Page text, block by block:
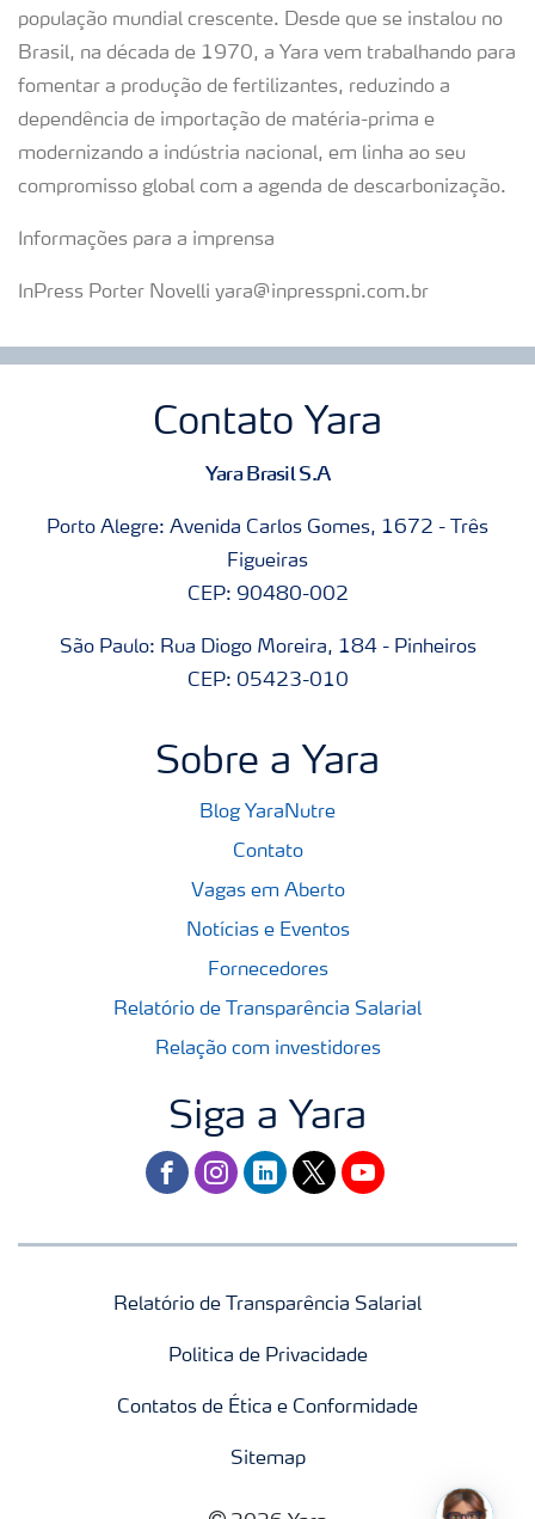
população mundial crescente. Desde que se instalou no
Brasil, na década de 1970, a Yara vem trabalhando para
fomentar a produção de fertilizantes, reduzindo a
dependência de importação de matéria-prima e
modernizando a indústria nacional, em linha ao seu
compromisso global com a agenda de descarbonização.
Informações para a imprensa
InPress Porter Novelli yara@inpresspni.com.br
Contato Yara
Yara Brasil S.A
Porto Alegre: Avenida Carlos Gomes, 1672 - Três
Figueiras
CEP: 90480-002
São Paulo: Rua Diogo Moreira, 184 - Pinheiros
CEP: 05423-010
Sobre a Yara
Blog YaraNutre
Contato
Vagas em Aberto
Notícias e Eventos
Fornecedores
Relatório de Transparência Salarial
Relação com investidores
Siga a Yara
facebookinstagram
linkedintwitteryoutube
Relatório de Transparência Salarial
Politica de Privacidade
Contatos de Ética e Conformidade
Sitemap